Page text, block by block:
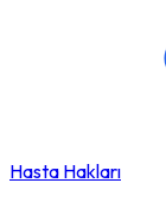
Hasta Hakları